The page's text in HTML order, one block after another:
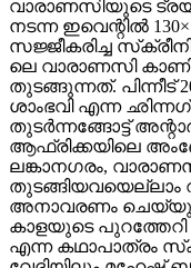
വാരാണസിയുടെ
നടന്ന ഇവെന്റിൽ
സജ്ജീകരിച്ച
ലെ വാരാണസി
തുടങ്ങുന്നത്. പിന്നീട്
ശാംഭവി എന്ന
തുടര്‍ന്നങ്ങോട്ട്
ആഫ്രിക്കയിലെ
ലങ്കാനഗരം,
തുടങ്ങിയവയെല്ലാം
അനാവരണം
കാളയുടെ
എന്ന കഥാപാത്രം